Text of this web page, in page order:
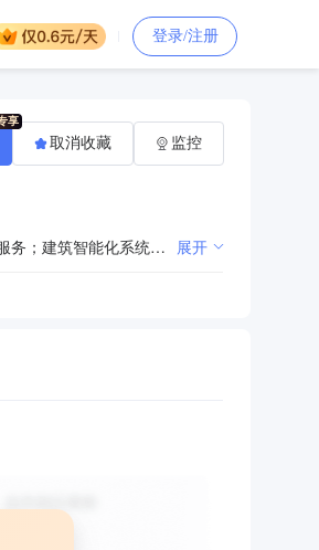
登录/注册
掌上电脑零售；计算机软硬件开发,网络工程、系统集成,综合布线设计、施工、安装,安全技术服务咨询;计算机及办公设备维修维护服务；建筑智能化系统集成专项工程设计,建筑智能化工程专业承包;办公自动化设备及耗材、计算机软硬件、文化办公用品、家具、工艺礼品、数码产品、金融机具及耗材、网站建设及维护、通信设备及器材、蓄电池、网络产品、家用电器及电子产品、机电产品（小汽车除外）、电气设备、监控安防产品、仪器仪表、劳保用品、日用百货、体育用品及器材、汽车轮胎、消防器材、五金交电、建材、消防设施、饮水设备、环保设备、厨房设备、酒店用品、教学仪器及器材、图书、音像制品、陶艺设备、农机设备、防火防汛设备、电线电缆、照相器材、摄影器材的批发零售及售后服务;清洁用品、日化用品、卫生用品及预包装食品（含冷冻冷藏）、散装食品、乳制品批发零售;电动平衡车、自行车、滑板车、汽车车载装饰品、纺织、服装、鞋帽及家庭用品、玩具、农药批发零售;自有设备的租赁、维修、安装、调试技术咨询及售后服务;机房装修（依法须经批准的项目，经相关部门批准后方可开展经营活动）。 展开
取消收藏 监控